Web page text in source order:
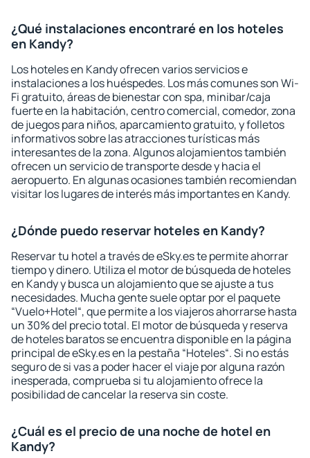
¿Qué instalaciones encontraré en los hoteles
en Kandy?
Los hoteles en Kandy ofrecen varios servicios e
instalaciones a los huéspedes. Los más comunes son Wi-
Fi gratuito, áreas de bienestar con spa, minibar/caja
fuerte en la habitación, centro comercial, comedor, zona
de juegos para niños, aparcamiento gratuito, y folletos
informativos sobre las atracciones turísticas más
interesantes de la zona. Algunos alojamientos también
ofrecen un servicio de transporte desde y hacia el
aeropuerto. En algunas ocasiones también recomiendan
visitar los lugares de interés más importantes en Kandy.
¿Dónde puedo reservar hoteles en Kandy?
Reservar tu hotel a través de eSky.es te permite ahorrar
tiempo y dinero. Utiliza el motor de búsqueda de hoteles
en Kandy y busca un alojamiento que se ajuste a tus
necesidades. Mucha gente suele optar por el paquete
“Vuelo+Hotel“, que permite a los viajeros ahorrarse hasta
un 30% del precio total. El motor de búsqueda y reserva
de hoteles baratos se encuentra disponible en la página
principal de eSky.es en la pestaña “Hoteles“. Si no estás
seguro de si vas a poder hacer el viaje por alguna razón
inesperada, comprueba si tu alojamiento ofrece la
posibilidad de cancelar la reserva sin coste.
¿Cuál es el precio de una noche de hotel en
Kandy?